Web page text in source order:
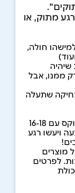
מתוק, או
חולה,
שיהיה
ממנו, אבל
שתעלה
דובוני הגומי שלנו יארזו את הסוויטבוקס עם 16-18
ויעשו רגע
מוצרים
לפרטים